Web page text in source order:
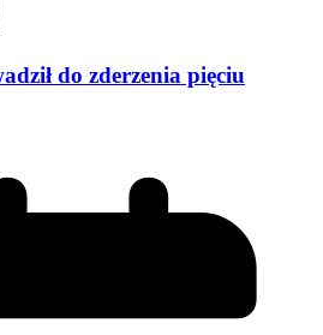
do zderzenia pięciu